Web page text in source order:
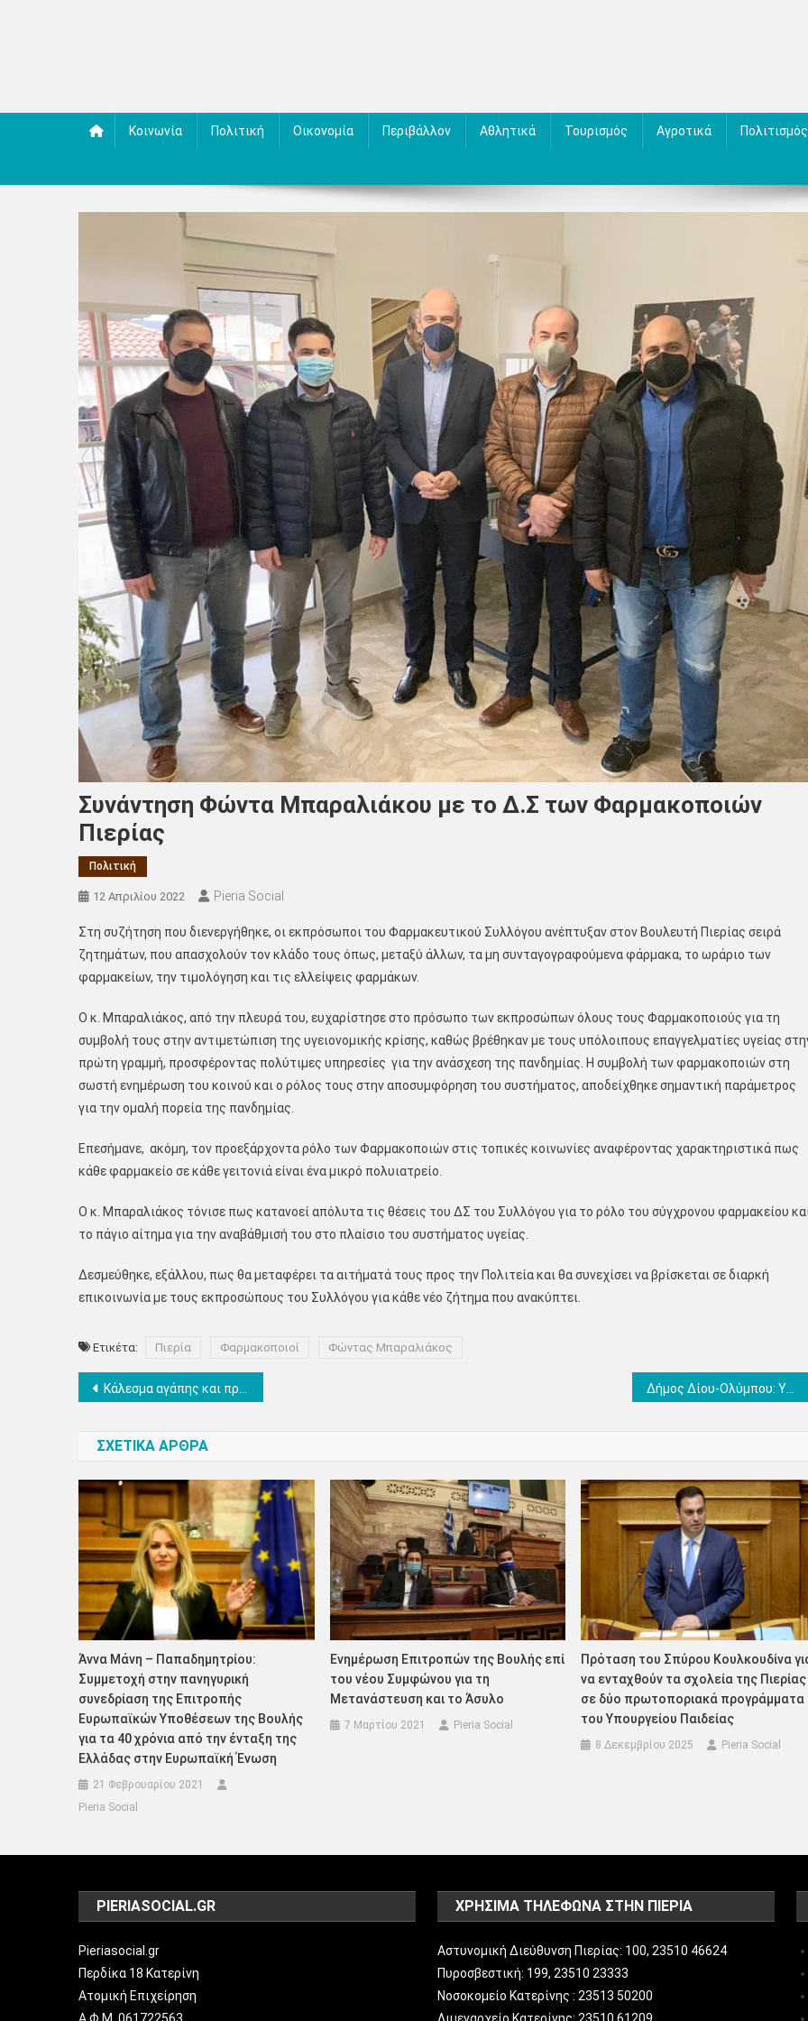
Κοινωνία Πολιτική Οικονομία Περιβάλλον Αθλητικά Τουρισμός Αγροτικά Πολιτισμός
Συνάντηση Φώντα Μπαραλιάκου με το Δ.Σ των Φαρμακοποιών
Πιερίας
Πολιτική
12 Απριλίου 2022 Pieria Social
Στη συζήτηση που διενεργήθηκε, οι εκπρόσωποι του Φαρμακευτικού Συλλόγου ανέπτυξαν στον Βουλευτή Πιερίας σειρά
ζητημάτων, που απασχολούν τον κλάδο τους όπως, μεταξύ άλλων, τα μη συνταγογραφούμενα φάρμακα, το ωράριο των
φαρμακείων, την τιμολόγηση και τις ελλείψεις φαρμάκων.
Ο κ. Μπαραλιάκος, από την πλευρά του, ευχαρίστησε στο πρόσωπο των εκπροσώπων όλους τους Φαρμακοποιούς για τη
συμβολή τους στην αντιμετώπιση της υγειονομικής κρίσης, καθώς βρέθηκαν με τους υπόλοιπους επαγγελματίες υγείας
πρώτη γραμμή, προσφέροντας πολύτιμες υπηρεσίες για την ανάσχεση της πανδημίας. Η συμβολή των φαρμακοποιών στη
σωστή ενημέρωση του κοινού και ο ρόλος τους στην αποσυμφόρηση του συστήματος, αποδείχθηκε σημαντική παράμετρος
για την ομαλή πορεία της πανδημίας.
Επεσήμανε, ακόμη, τον προεξάρχοντα ρόλο των Φαρμακοποιών στις τοπικές κοινωνίες αναφέροντας χαρακτηριστικά πως
κάθε φαρμακείο σε κάθε γειτονιά είναι ένα μικρό πολυιατρείο.
Ο κ. Μπαραλιάκος τόνισε πως κατανοεί απόλυτα τις θέσεις του ΔΣ του Συλλόγου για το ρόλο του σύγχρονου φαρμακείου
το πάγιο αίτημα για την αναβάθμισή του στο πλαίσιο του συστήματος υγείας.
Δεσμεύθηκε, εξάλλου, πως θα μεταφέρει τα αιτήματά τους προς την Πολιτεία και θα συνεχίσει να βρίσκεται σε διαρκή
επικοινωνία με τους εκπροσώπους του Συλλόγου για κάθε νέο ζήτημα που ανακύπτει.
Ετικέτα: Πιερία Φαρμακοποιοί Φώντας Μπαραλιάκος
Πλοήγηση
Κάλεσμα αγάπης και προσφοράς από τον σύλλογο Πολυτέκνων Ν.Πιερίας
ΣΧΕΤΙΚΑ ΑΡΘΡΑ
Άννα Μάνη – Παπαδημητρίου:
Συμμετοχή στην πανηγυρική
συνεδρίαση της Επιτροπής
Ευρωπαϊκών Υποθέσεων της Βουλής
για τα 40 χρόνια από την ένταξη της
Ελλάδας στην Ευρωπαϊκή Ένωση
21 Φεβρουαρίου 2021
Pieria Social
Ενημέρωση Επιτροπών της Βουλής επί
του νέου Συμφώνου για τη
Μετανάστευση και το Άσυλο
7 Μαρτίου 2021 Pieria Social
Πρόταση του Σπύρου Κουλκουδίνα
να ενταχθούν τα σχολεία της Πιερίας
σε δύο πρωτοποριακά προγράμματα
του Υπουργείου Παιδείας
8 Δεκεμβρίου 2025 Pieria Social
PIERIASOCIAL.GR
Pieriasocial.gr
Περδίκα 18 Κατερίνη
Ατομική Επιχείρηση
Α.Φ.Μ. 061722563
ΧΡΗΣΙΜΑ ΤΗΛΕΦΩΝΑ ΣΤΗΝ ΠΙΕΡΙΑ
Αστυνομική Διεύθυνση Πιερίας: 100, 23510 46624
Πυροσβεστική: 199, 23510 23333
Νοσοκομείο Κατερίνης : 23513 50200
Λιμεναρχείο Κατερίνης: 23510 61209